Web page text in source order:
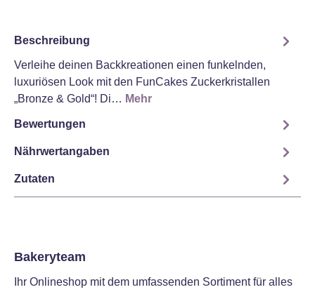
Beschreibung
Verleihe deinen Backkreationen einen funkelnden,
luxuriösen Look mit den FunCakes Zuckerkristallen
„Bronze & Gold“! Di… Mehr
Bewertungen
Nährwertangaben
Zutaten
Bakeryteam
Ihr Onlineshop mit dem umfassenden Sortiment für alles